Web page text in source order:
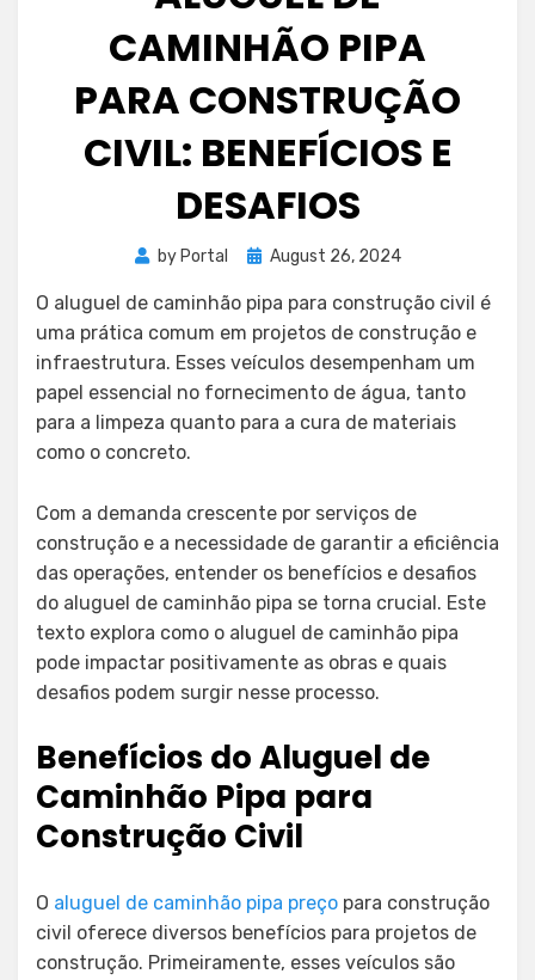
CAMINHÃO PIPA
PARA CONSTRUÇÃO
CIVIL: BENEFÍCIOS E
DESAFIOS
by Portal
Posted
August 26, 2024
O aluguel de caminhão pipa para construção civil é
uma prática comum em projetos de construção e
infraestrutura. Esses veículos desempenham um
papel essencial no fornecimento de água, tanto
para a limpeza quanto para a cura de materiais
como o concreto.
Com a demanda crescente por serviços de
construção e a necessidade de garantir a eficiência
das operações, entender os benefícios e desafios
do aluguel de caminhão pipa se torna crucial. Este
texto explora como o aluguel de caminhão pipa
pode impactar positivamente as obras e quais
desafios podem surgir nesse processo.
Benefícios do Aluguel de
Caminhão Pipa para
Construção Civil
O aluguel de caminhão pipa preço para construção
civil oferece diversos benefícios para projetos de
construção. Primeiramente, esses veículos são